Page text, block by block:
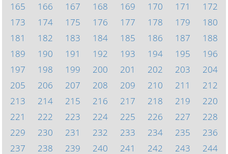
165
166 167 168 169 170 171
172
173
174 175 176 177 178 179
180
181
182 183 184 185 186 187
188
189
190 191 192 193 194 195
196
197
198 199 200 201 202 203
204
205
206 207 208 209 210 211
212
213
214 215 216 217 218 219
220
221
222 223 224 225 226 227
228
229
230 231 232 233 234 235
236
237
238 239 240 241 242 243
244